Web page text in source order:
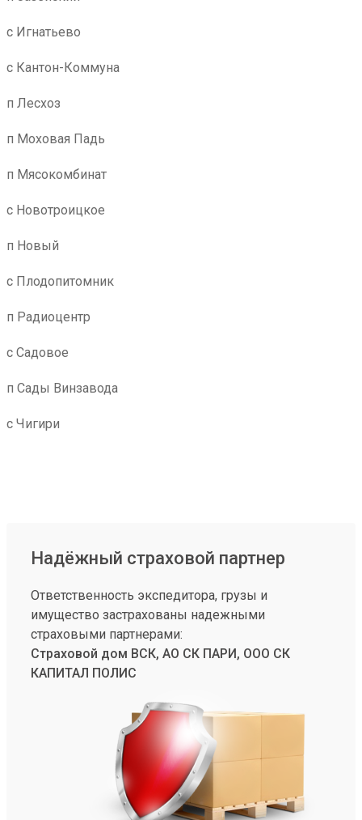
с Игнатьево
с Кантон-Коммуна
п Лесхоз
п Моховая Падь
п Мясокомбинат
с Новотроицкое
п Новый
с Плодопитомник
п Радиоцентр
с Садовое
п Сады Винзавода
с Чигири
Надёжный страховой партнер
Ответственность экспедитора, грузы и
имущество застрахованы надежными
страховыми партнерами:
Страховой дом ВСК, АО СК ПАРИ, ООО СК
КАПИТАЛ ПОЛИС